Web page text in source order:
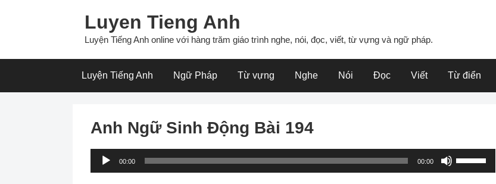
Luyen Tieng Anh
Luyện Tiếng Anh online với hàng trăm giáo trình nghe, nói, đọc, viết, từ vựng và ngữ pháp.
Luyện Tiếng Anh Ngữ Pháp Từ vựng Nghe Nói Đọc Viết Từ điển
Anh Ngữ Sinh Động Bài 194
Audio
Player
00:00 00:00
Up/Down